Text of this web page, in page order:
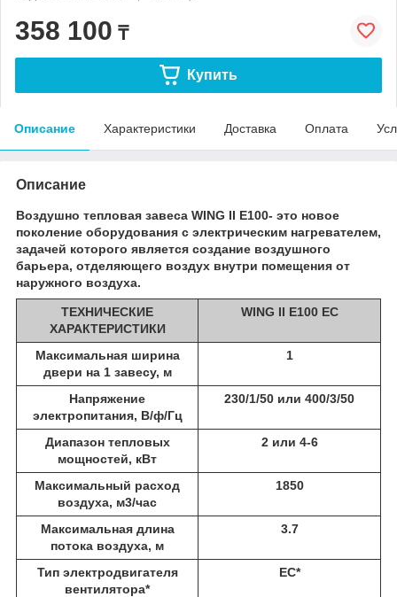
358 100 ₸
Купить
Описание Характеристики Доставка Оплата
Описание
Воздушно тепловая завеса WING II E100- это новое
поколение оборудования с электрическим нагревателем,
задачей которого является создание воздушного
барьера, отделяющего воздух внутри помещения от
наружного воздуха.
ТЕХНИЧЕСКИЕ
ХАРАКТЕРИСТИКИ
WING II E100 EC
Максимальная ширина
двери на 1 завесу, м
1
Напряжение
электропитания, В/ф/Гц
230/1/50 или 400/3/50
Диапазон тепловых
мощностей, кВт
2 или 4-6
Максимальный расход
воздуха, м3/час
1850
Максимальная длина
потока воздуха, м
3.7
Тип электродвигателя
вентилятора*
EC*